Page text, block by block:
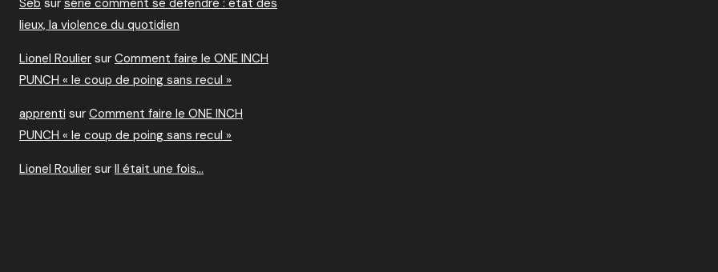
Seb sur série comment se défendre : état des
lieux, la violence du quotidien
Lionel Roulier sur Comment faire le ONE INCH
PUNCH « le coup de poing sans recul »
apprenti sur Comment faire le ONE INCH
PUNCH « le coup de poing sans recul »
Lionel Roulier sur Il était une fois…